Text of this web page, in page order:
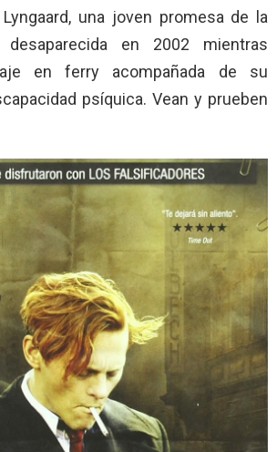
una joven promesa de la
desaparecida en 2002 mientras
en ferry acompañada de su
psíquica. Vean y prueben